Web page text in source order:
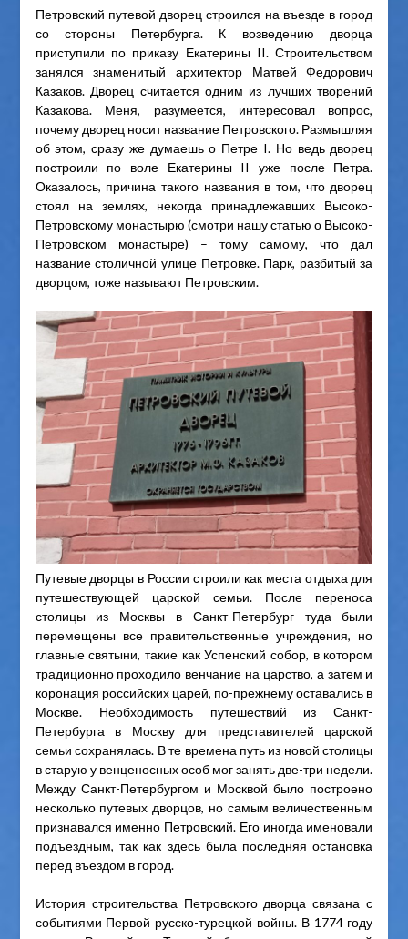
Петровский путевой дворец строился на въезде в город
со стороны Петербурга. К возведению дворца
приступили по приказу Екатерины II. Строительством
занялся знаменитый архитектор Матвей Федорович
Казаков. Дворец считается одним из лучших творений
Казакова. Меня, разумеется, интересовал вопрос,
почему дворец носит название Петровского. Размышляя
об этом, сразу же думаешь о Петре I. Но ведь дворец
построили по воле Екатерины II уже после Петра.
Оказалось, причина такого названия в том, что дворец
стоял на землях, некогда принадлежавших Высоко-
Петровскому монастырю (смотри нашу статью о Высоко-
Петровском монастыре) – тому самому, что дал
название столичной улице Петровке. Парк, разбитый за
дворцом, тоже называют Петровским.
Путевые дворцы в России строили как места отдыха для
путешествующей царской семьи. После переноса
столицы из Москвы в Санкт-Петербург туда были
перемещены все правительственные учреждения, но
главные святыни, такие как Успенский собор, в котором
традиционно проходило венчание на царство, а затем и
коронация российских царей, по-прежнему оставались в
Москве. Необходимость путешествий из Санкт-
Петербурга в Москву для представителей царской
семьи сохранялась. В те времена путь из новой столицы
в старую у венценосных особ мог занять две-три недели.
Между Санкт-Петербургом и Москвой было построено
несколько путевых дворцов, но самым величественным
признавался именно Петровский. Его иногда именовали
подъездным, так как здесь была последняя остановка
перед въездом в город.
История строительства Петровского дворца связана с
событиями Первой русско-турецкой войны. В 1774 году